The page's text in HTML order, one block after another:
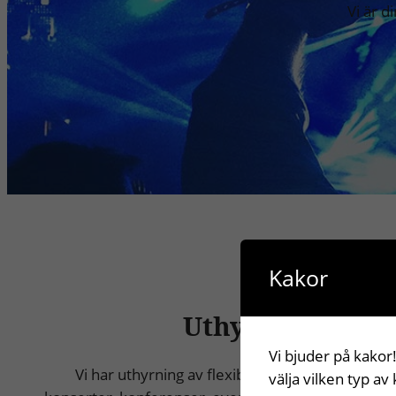
Vi är
Uthyrning av
Vi har uthyrning av flexibla mobila scener
Kakor
Vi bjuder på
välja vilken typ av